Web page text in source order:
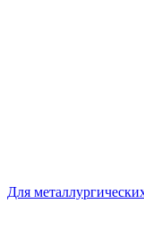
Для